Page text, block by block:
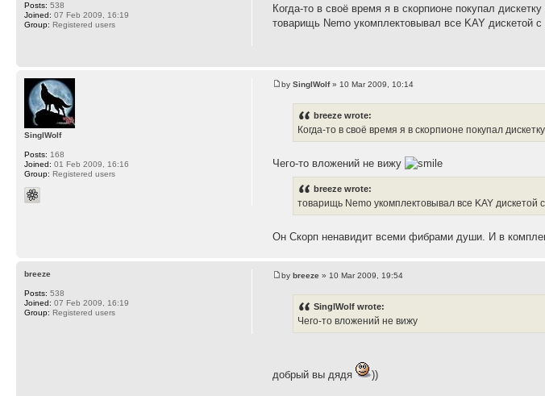
Когда-то в своё время я в скорпионе покупал
товарищь Nemo укомплектовывал все KAY дискетой
Posts: 538
Joined: 07 Feb 2009, 16:19
Group: Registered users
bySinglWolf» 10 Mar 2009, 10:14
breeze wrote:
Когда-то в своё время я в скорпионе покупал
Чего-то вложений не вижу
breeze wrote:
товарищь Nemo укомплектовывал все KAY
Он Скорп ненавидит всеми фибрами души. И в
SinglWolf
Posts: 168
Joined: 01 Feb 2009, 16:16
Group: Registered users
bybreeze » 10 Mar 2009, 19:54
SinglWolf wrote:
Чего-то вложений не вижу
добрый вы дядя ))
breeze
Posts: 538
Joined: 07 Feb 2009, 16:19
Group: Registered users